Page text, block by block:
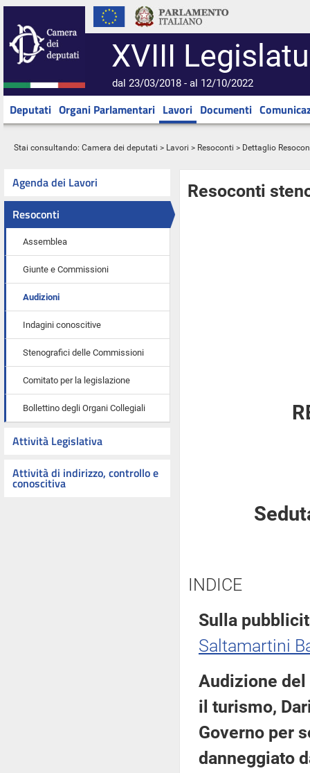
XVIII
dal 23/03/2018 - al 12/10/2022
Deputati Organi Parlamentari Lavori Documenti
Stai consultando: Camera dei deputati > Lavori > Resoconti > Dettaglio
Agenda dei Lavori
Resoconti
Assemblea
Giunte e Commissioni
Audizioni
Indagini conoscitive
Stenografici delle Commissioni
Comitato per la legislazione
Bollettino degli Organi Collegiali
Attività Legislativa
Attività di indirizzo, controllo e
conoscitiva
Resoconti
INDICE
Sulla
Saltamartini
Audizione
il turismo,
Governo per
danneggiato